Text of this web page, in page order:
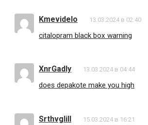
Kmevidelo 13.03.2024 в 02:40
citalopram black box warning
XnrGadly 13.03.2024 в 04:44
does depakote make you high
Srthvglill 15.03.2024 в 16:21